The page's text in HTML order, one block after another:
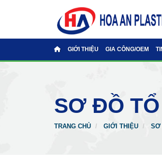
GIỚI THIỆU GIA CÔNG/OEM
SƠ ĐỒ
TRANG CHỦ GIỚI THIỆU SƠ